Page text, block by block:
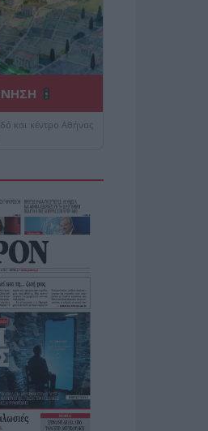
και κέντρο Αθήνας